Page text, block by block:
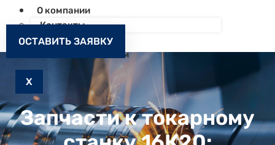
О компании
Контакты
Как заказать
Запчасти к станкам
X
ОСТАВИТЬ ЗАЯВКУ
Запчасти к токарному